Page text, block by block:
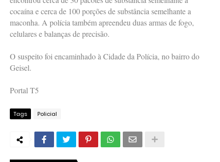
cocaína e cerca de 100 porções de substância semelhante a
maconha. A polícia também apreendeu duas armas de fogo,
celulares e balanças de precisão.
O suspeito foi encaminhado à Cidade da Polícia, no bairro do
Geisel.
Portal T5
Tags Policial